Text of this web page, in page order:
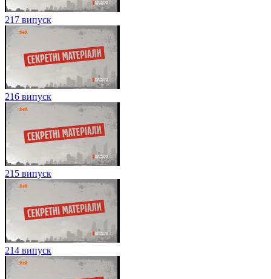
217 випуск
216 випуск
215 випуск
214 випуск